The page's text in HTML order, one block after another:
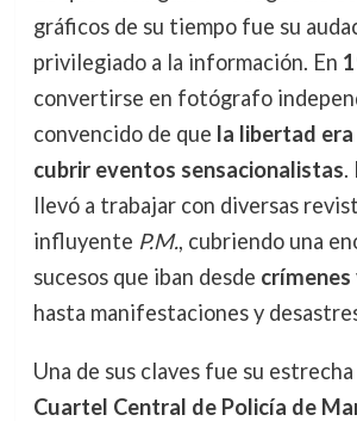
gráficos de su tiempo fue su
privilegiado a la información. En
convertirse en fotógrafo
convencido de que la libertad
cubrir eventos sensacionalistas.
llevó a trabajar con diversas
influyente P.M., cubriendo una
sucesos que iban desde
hasta manifestaciones y
Una de sus claves fue su
Cuartel Central de Policía de